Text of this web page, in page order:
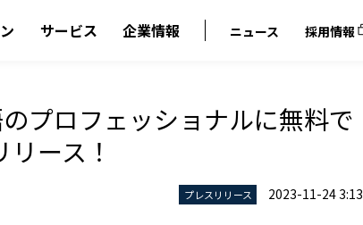
サービス 企業情報 ニュース 採用情報
プロフェッショナルに無料で
ース！
プレスリリース 2023-11-24 3:13